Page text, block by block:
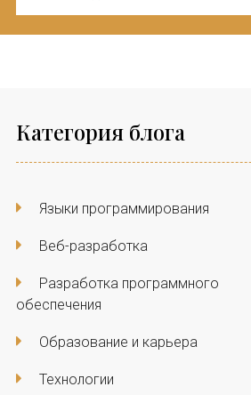
Категория блога
Языки программирования
Веб-разработка
Разработка программного
обеспечения
Образование и карьера
Технологии